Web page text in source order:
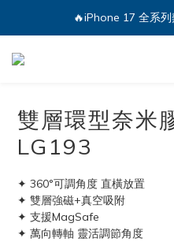
🔥iPhone 17 全系
💕加入Q哥 Line
🔥iPhone 17 全系
雙層環型奈米
LG193
✦ 360°可調角度 直橫放置
✦ 雙層強磁+真空吸附
✦ 支援MagSafe
✦ 萬向轉軸 靈活調節角度